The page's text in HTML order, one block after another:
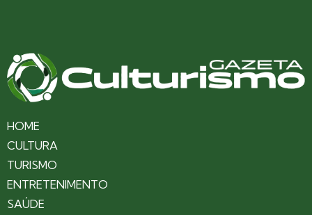
HOME
CULTURA
TURISMO
ENTRETENIMENTO
SAÚDE